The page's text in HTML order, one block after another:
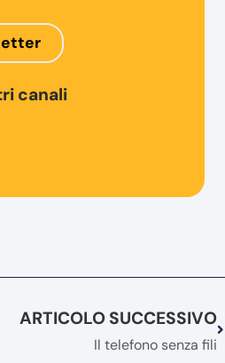
canali
ARTICOLO SUCCESSIVO
Il telefono senza fili